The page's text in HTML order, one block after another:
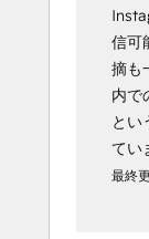
信可
摘も
内で
とい
てい
最終